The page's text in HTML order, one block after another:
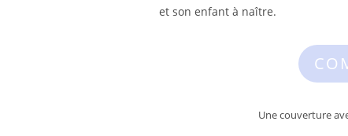
et son enfant à naître.
Une couverture